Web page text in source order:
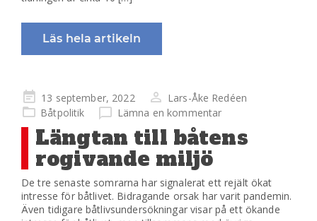
Läs hela artikeln
Publicerad
på
13 september, 2022
Lars-Åke Redéen
Båtpolitik
Lämna en kommentar
Längtan till båtens
rogivande miljö
De tre senaste somrarna har signalerat ett rejält ökat
intresse för båtlivet. Bidragande orsak har varit pandemin.
Även tidigare båtlivsundersökningar visar på ett ökande